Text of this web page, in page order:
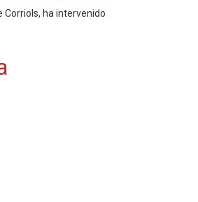
Corriols, ha intervenido